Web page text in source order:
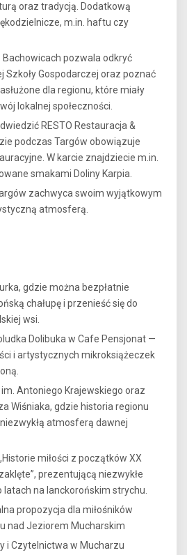
oraz tradycją. Dodatkową
m.in. haftu czy
pozwala odkryć
Szkoły Gospodarczej oraz poznać
dla regionu, które miały
lokalnej społeczności.
RESTO Restauracja &
podczas Targów obowiązuje
W karcie znajdziecie m.in.
smakami Doliny Karpia.
zachwyca swoim wyjątkowym
atmosferą.
gdzie można bezpłatnie
chałupę i przenieść się do
wsi.
Dolibuka w Cafe Pensjonat —
i artystycznych mikroksiążeczek
Antoniego Krajewskiego oraz
Wiśniaka, gdzie historia regionu
atmosferą dawnej
miłości z początków XX
prezentującą niezwykłe
na lanckorońskim strychu.
propozycja dla miłośników
nad Jeziorem Mucharskim
i Czytelnictwa w Mucharzu